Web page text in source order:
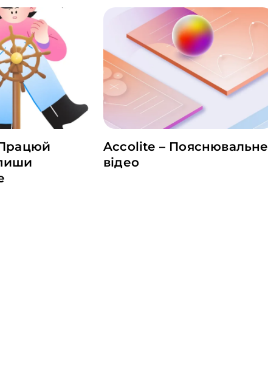
Accolite – Пояснювальне
відео